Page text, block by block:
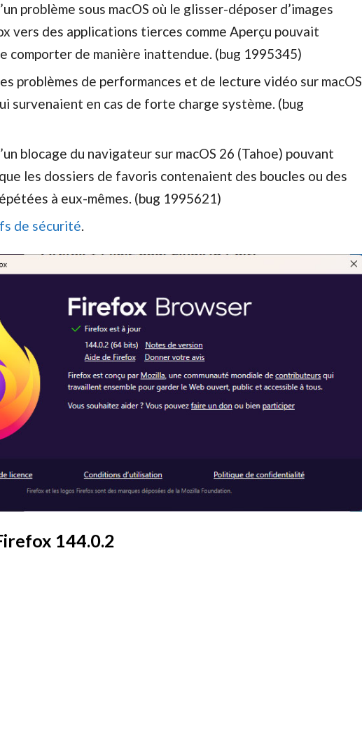
problème sous macOS où le glisser-déposer d’images
vers des applications tierces comme Aperçu pouvait
comporter de manière inattendue. (bug 1995345)
problèmes de performances et de lecture vidéo sur macOS
survenaient en cas de forte charge système. (bug
blocage du navigateur sur macOS 26 (Tahoe) pouvant
les dossiers de favoris contenaient des boucles ou des
à eux-mêmes. (bug 1995621)
de sécurité.
144.0.2